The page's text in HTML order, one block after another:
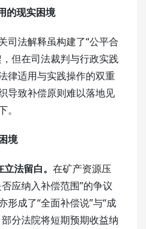
的现实困境
司法解释虽构建了“公平合
但在司法裁判与行政实践
律适用与实践操作的双重
导致补偿原则难以落地见
境
法留白。 在矿产资源压
应纳入补偿范围”的争议
形成了“全面补偿说”与“成
分法院将短期预期收益纳